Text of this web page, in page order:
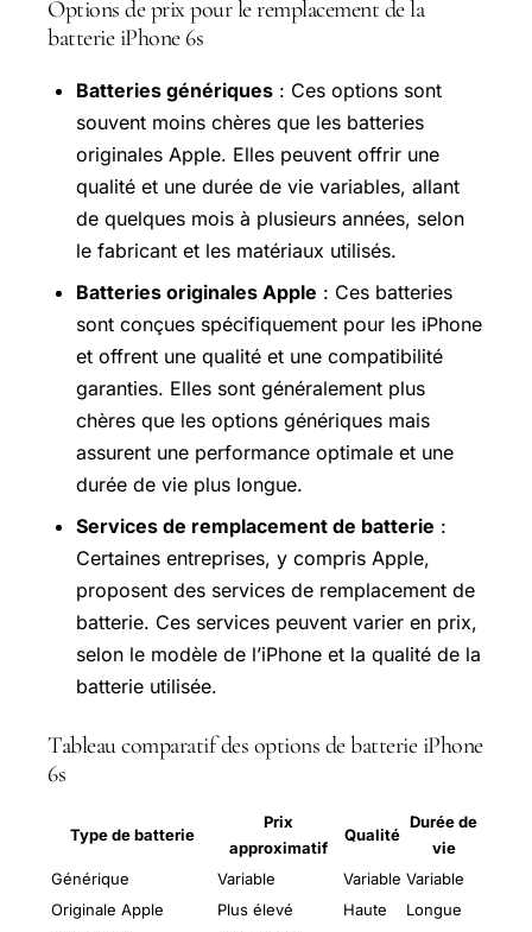
Options de prix pour le remplacement de la
batterie iPhone 6s
Batteries génériques : Ces options sont
souvent moins chères que les batteries
originales Apple. Elles peuvent offrir une
qualité et une durée de vie variables, allant
de quelques mois à plusieurs années, selon
le fabricant et les matériaux utilisés.
Batteries originales Apple : Ces batteries
sont conçues spécifiquement pour les iPhone
et offrent une qualité et une compatibilité
garanties. Elles sont généralement plus
chères que les options génériques mais
assurent une performance optimale et une
durée de vie plus longue.
Services de remplacement de batterie :
Certaines entreprises, y compris Apple,
proposent des services de remplacement de
batterie. Ces services peuvent varier en prix,
selon le modèle de l’iPhone et la qualité de la
batterie utilisée.
Tableau comparatif des options de batterie iPhone
6s
Type de batterie
Prix
approximatif
Qualité
Durée de
vie
Générique
Variable Variable Variable
Originale Apple
Plus élevé Haute
Longue